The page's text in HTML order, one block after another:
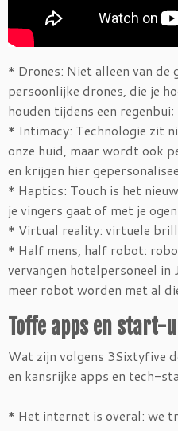
* Drones: Niet alleen van
persoonlijke drones, die je
houden tijdens een regenbui;
* Intimacy: Technologie zit
onze huid, maar wordt ook
en krijgen hier
* Haptics: Touch is het
je vingers gaat of met je
* Virtual reality: virtuele
* Half mens, half robot:
vervangen hotelpersoneel in
meer robot worden met al
Toffe apps en start-
Wat zijn volgens 3Sixtyfive
en kansrijke apps en tech-
* Het internet is overal: we